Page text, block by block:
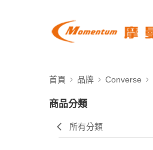
首頁 品牌 Converse
商品分類
所有分類